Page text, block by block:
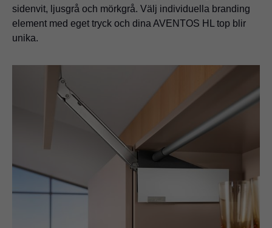
sidenvit, ljusgrå och mörkgrå. Välj individuella branding
element med eget tryck och dina AVENTOS HL top blir
unika.